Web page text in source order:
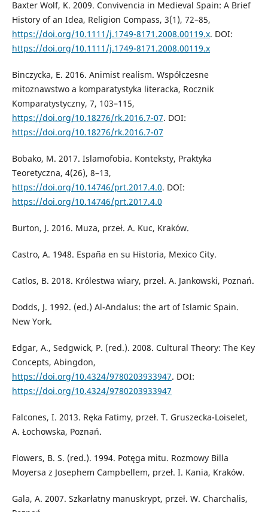
Baxter Wolf, K. 2009. Convivencia in Medieval Spain: A Brief
History of an Idea, Religion Compass, 3(1), 72–85,
https://doi.org/10.1111/j.1749-8171.2008.00119.x. DOI:
https://doi.org/10.1111/j.1749-8171.2008.00119.x
Binczycka, E. 2016. Animist realism. Współczesne
mitoznawstwo a komparatystyka literacka, Rocznik
Komparatystyczny, 7, 103–115,
https://doi.org/10.18276/rk.2016.7-07. DOI:
https://doi.org/10.18276/rk.2016.7-07
Bobako, M. 2017. Islamofobia. Konteksty, Praktyka
Teoretyczna, 4(26), 8–13,
https://doi.org/10.14746/prt.2017.4.0. DOI:
https://doi.org/10.14746/prt.2017.4.0
Burton, J. 2016. Muza, przeł. A. Kuc, Kraków.
Castro, A. 1948. España en su Historia, Mexico City.
Catlos, B. 2018. Królestwa wiary, przeł. A. Jankowski, Poznań.
Dodds, J. 1992. (ed.) Al-Andalus: the art of Islamic Spain.
New York.
Edgar, A., Sedgwick, P. (red.). 2008. Cultural Theory: The Key
Concepts, Abingdon,
https://doi.org/10.4324/9780203933947. DOI:
https://doi.org/10.4324/9780203933947
Falcones, I. 2013. Ręka Fatimy, przeł. T. Gruszecka-Loiselet,
A. Łochowska, Poznań.
Flowers, B. S. (red.). 1994. Potęga mitu. Rozmowy Billa
Moyersa z Josephem Campbellem, przeł. I. Kania, Kraków.
Gala, A. 2007. Szkarłatny manuskrypt, przeł. W. Charchalis,